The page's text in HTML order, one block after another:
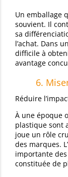
Un emballage
souvient. Il
sa
l’achat. Dans
difficile à
avantage
6.
Réduire
À une époque
plastique sont
joue un rôle
des marques.
importante
constituée de